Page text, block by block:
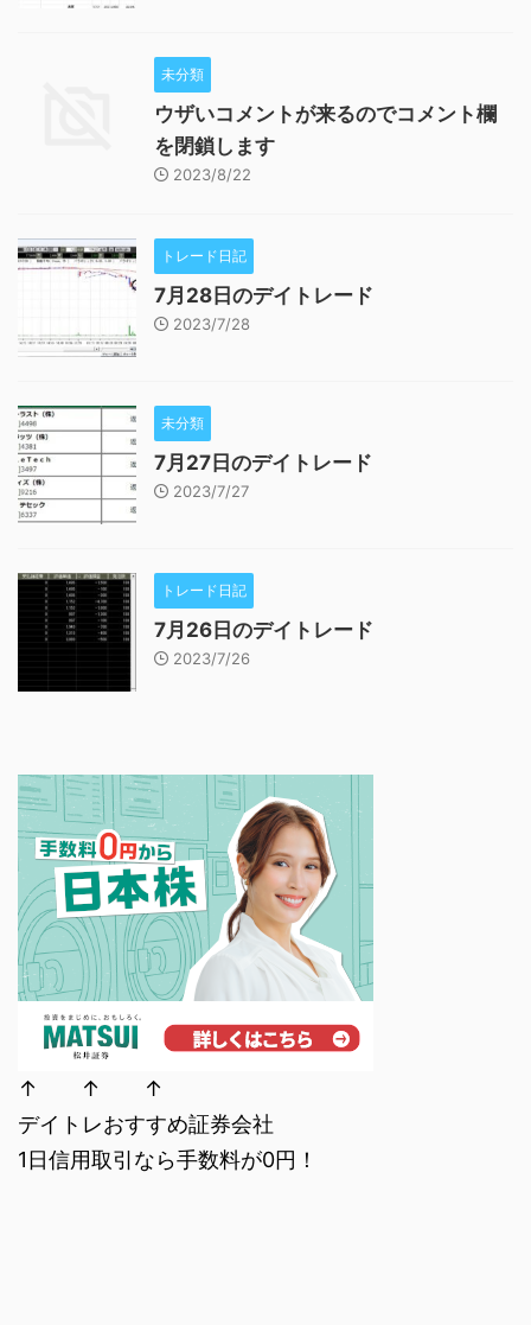
未分類
ウザいコメントが来るのでコメント欄
を閉鎖します
2023/8/22
トレード日記
7月28日のデイトレード
2023/7/28
未分類
7月27日のデイトレード
2023/7/27
トレード日記
7月26日のデイトレード
2023/7/26
↑ ↑ ↑
デイトレおすすめ証券会社
1日信用取引なら手数料が0円！